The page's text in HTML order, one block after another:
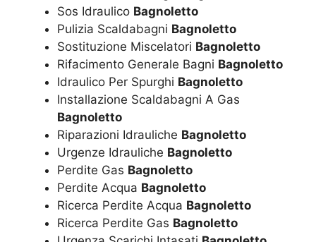
Sos Idraulico Bagnoletto
Pulizia Scaldabagni Bagnoletto
Sostituzione Miscelatori Bagnoletto
Rifacimento Generale Bagni Bagnoletto
Idraulico Per Spurghi Bagnoletto
Installazione Scaldabagni A Gas
Bagnoletto
Riparazioni Idrauliche Bagnoletto
Urgenze Idrauliche Bagnoletto
Perdite Gas Bagnoletto
Perdite Acqua Bagnoletto
Ricerca Perdite Acqua Bagnoletto
Ricerca Perdite Gas Bagnoletto